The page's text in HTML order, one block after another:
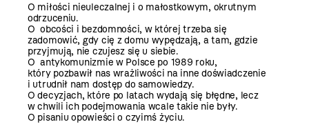
O miłości nieuleczalnej i o małostkowym, okrutnym
odrzuceniu.
O obcości i bezdomności, w której trzeba się
zadomowić, gdy cię z domu wypędzają, a tam, gdzie
przyjmują, nie czujesz się u siebie.
O antykomunizmie w Polsce po 1989 roku,
który pozbawił nas wrażliwości na inne doświadczenie
i utrudnił nam dostęp do samowiedzy.
O decyzjach, które po latach wydają się błędne, lecz
w chwili ich podejmowania wcale takie nie były.
O pisaniu opowieści o czyimś życiu.